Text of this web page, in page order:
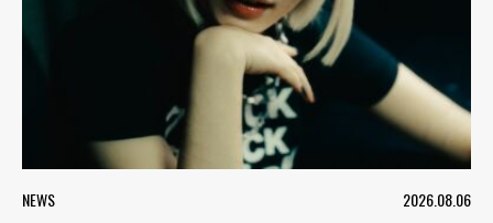
NEWS 2026.08.06